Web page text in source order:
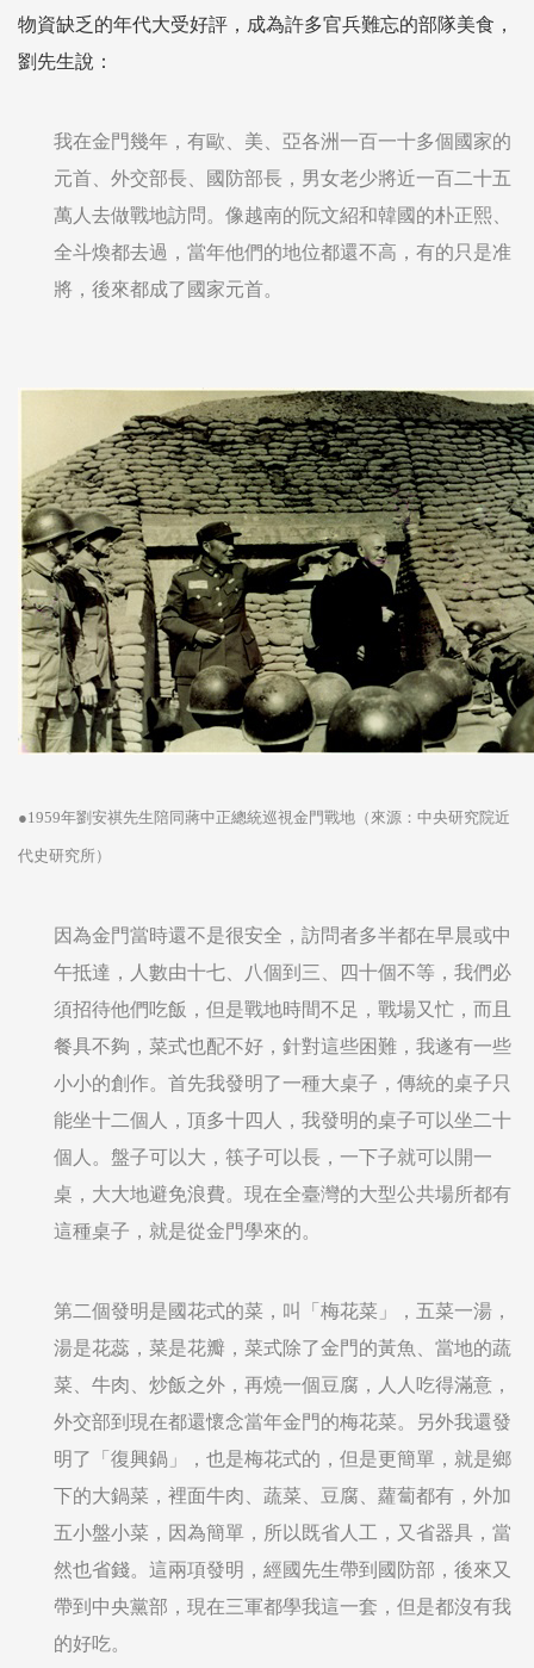
物資缺乏的年代大受好評，成為許多官兵難忘的部隊美食，
劉先生說：
我在金門幾年，有歐、美、亞各洲一百一十多個國家的
元首、外交部長、國防部長，男女老少將近一百二十五
萬人去做戰地訪問。像越南的阮文紹和韓國的朴正熙、
全斗煥都去過，當年他們的地位都還不高，有的只是准
將，後來都成了國家元首。
●1959年劉安祺先生陪同蔣中正總統巡視金門戰地（來源：中央研究院近
代史研究所）
因為金門當時還不是很安全，訪問者多半都在早晨或中
午抵達，人數由十七、八個到三、四十個不等，我們必
須招待他們吃飯，但是戰地時間不足，戰場又忙，而且
餐具不夠，菜式也配不好，針對這些困難，我遂有一些
小小的創作。首先我發明了一種大桌子，傳統的桌子只
能坐十二個人，頂多十四人，我發明的桌子可以坐二十
個人。盤子可以大，筷子可以長，一下子就可以開一
桌，大大地避免浪費。現在全臺灣的大型公共場所都有
這種桌子，就是從金門學來的。
第二個發明是國花式的菜，叫「梅花菜」，五菜一湯，
湯是花蕊，菜是花瓣，菜式除了金門的黃魚、當地的蔬
菜、牛肉、炒飯之外，再燒一個豆腐，人人吃得滿意，
外交部到現在都還懷念當年金門的梅花菜。另外我還發
明了「復興鍋」，也是梅花式的，但是更簡單，就是鄉
下的大鍋菜，裡面牛肉、蔬菜、豆腐、蘿蔔都有，外加
五小盤小菜，因為簡單，所以既省人工，又省器具，當
然也省錢。這兩項發明，經國先生帶到國防部，後來又
帶到中央黨部，現在三軍都學我這一套，但是都沒有我
的好吃。